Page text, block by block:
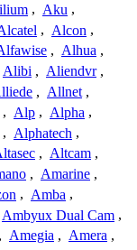
, Aku ,
, Alcon ,
, Alhua ,
Alibi , Aliendvr ,
, Allnet ,
, Alp , Alpha ,
, Alphatech ,
, Altcam ,
, Amarine ,
, Amba ,
Ambyux Dual Cam ,
, Amegia , Amera ,